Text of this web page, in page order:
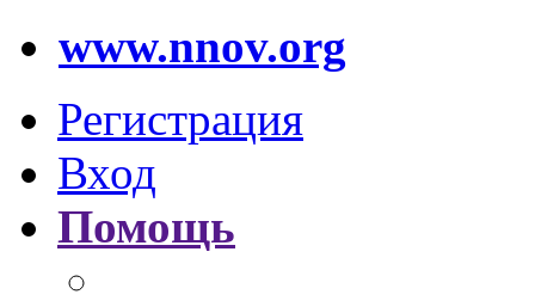
www.nnov.org
Регистрация
Вход
Помощь